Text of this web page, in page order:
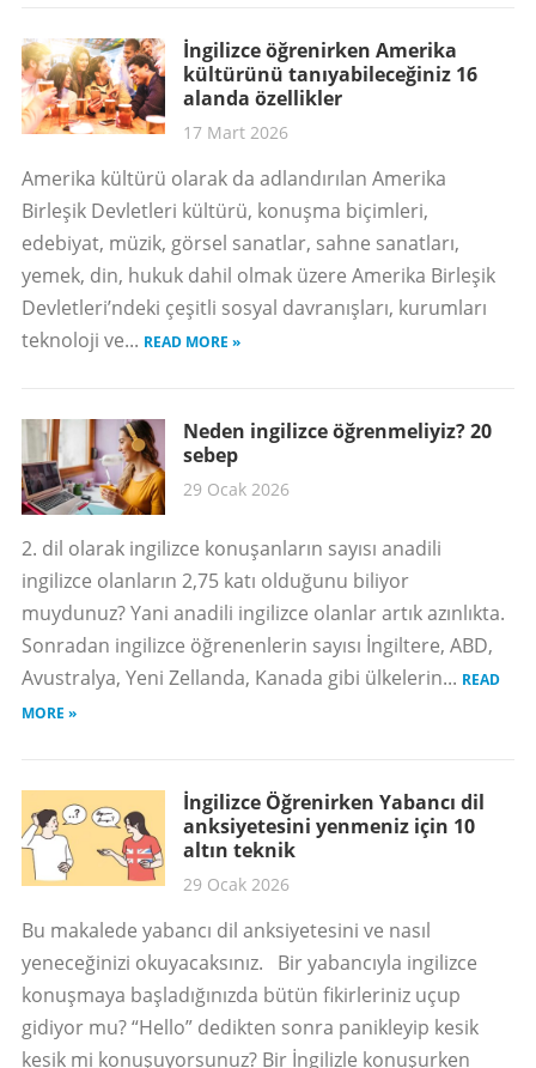
İngilizce öğrenirken Amerika
kültürünü tanıyabileceğiniz 16
alanda özellikler
17 Mart 2026
Amerika kültürü olarak da adlandırılan Amerika
Birleşik Devletleri kültürü, konuşma biçimleri,
edebiyat, müzik, görsel sanatlar, sahne sanatları,
yemek, din, hukuk dahil olmak üzere Amerika Birleşik
Devletleri’ndeki çeşitli sosyal davranışları, kurumları
teknoloji ve... READ MORE »
Neden ingilizce öğrenmeliyiz? 20
sebep
29 Ocak 2026
2. dil olarak ingilizce konuşanların sayısı anadili
ingilizce olanların 2,75 katı olduğunu biliyor
muydunuz? Yani anadili ingilizce olanlar artık azınlıkta.
Sonradan ingilizce öğrenenlerin sayısı İngiltere, ABD,
Avustralya, Yeni Zellanda, Kanada gibi ülkelerin... READ
MORE »
İngilizce Öğrenirken Yabancı dil
anksiyetesini yenmeniz için 10
altın teknik
29 Ocak 2026
Bu makalede yabancı dil anksiyetesini ve nasıl
yeneceğinizi okuyacaksınız. Bir yabancıyla ingilizce
konuşmaya başladığınızda bütün fikirleriniz uçup
gidiyor mu? “Hello” dedikten sonra panikleyip kesik
kesik mi konuşuyorsunuz? Bir İngilizle konuşurken